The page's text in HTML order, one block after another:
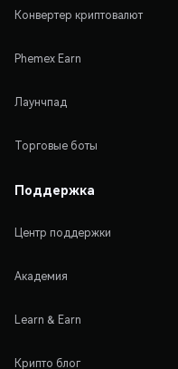
Конвертер криптовалют
Phemex Earn
Лаунчпад
Торговые боты
Поддержка
Центр поддержки
Академия
Learn & Earn
Крипто блог